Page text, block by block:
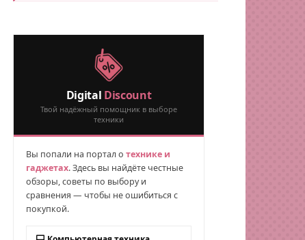
Digital Discount
Твой надёжный помощник в выборе
техники
Вы попали на портал о технике и
гаджетах. Здесь вы найдёте честные
обзоры, советы по выбору и
сравнения — чтобы не ошибиться с
покупкой.